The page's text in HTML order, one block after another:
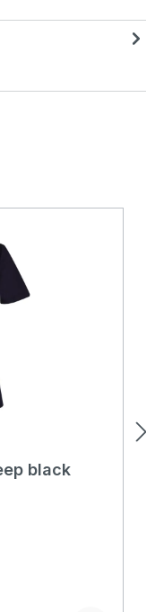
black